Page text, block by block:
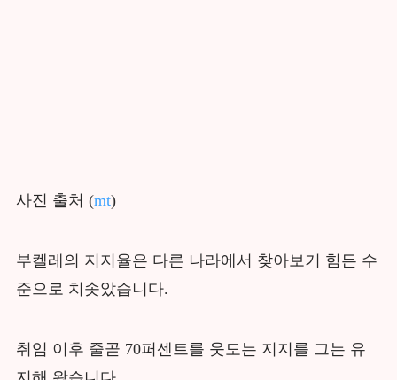
사진 출처 (mt)
부켈레의 지지율은 다른 나라에서 찾아보기 힘든 수
준으로 치솟았습니다.
취임 이후 줄곧 70퍼센트를 웃도는 지지를 그는 유